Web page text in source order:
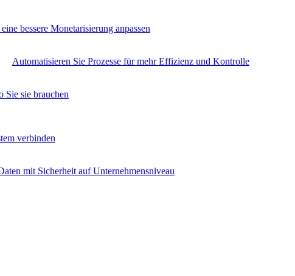
bessere Monetarisierung anpassen
Automatisieren Sie Prozesse für mehr Effizienz und Kontrolle
Sie sie brauchen
verbinden
mit Sicherheit auf Unternehmensniveau